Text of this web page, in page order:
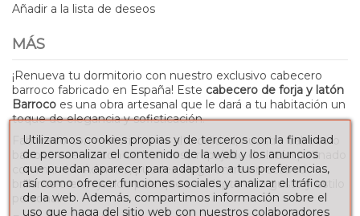
Añadir a la lista de deseos
MÁS
¡Renueva tu dormitorio con nuestro exclusivo cabecero
barroco fabricado en España! Este cabecero de forja y latón
Barroco es una obra artesanal que le dará a tu habitación un
toque de elegancia y sofisticación.
Fabricado con materiales de alta calidad, nuestro cabecero
barroco cuenta con un hermoso repujado de latón patinado
con marrón. Además, puedes elegir entre un acabado
brillante o envejecido para que se adapte a tu gusto y estilo
personal.
Utilizamos cookies propias y de terceros con la finalidad
de personalizar el contenido de la web y los anuncios
que puedan aparecer para adaptarlo a tus preferencias,
así como ofrecer funciones sociales y analizar el tráfico
de la web. Además, compartimos información sobre el
uso que haga del sitio web con nuestros colaboradores